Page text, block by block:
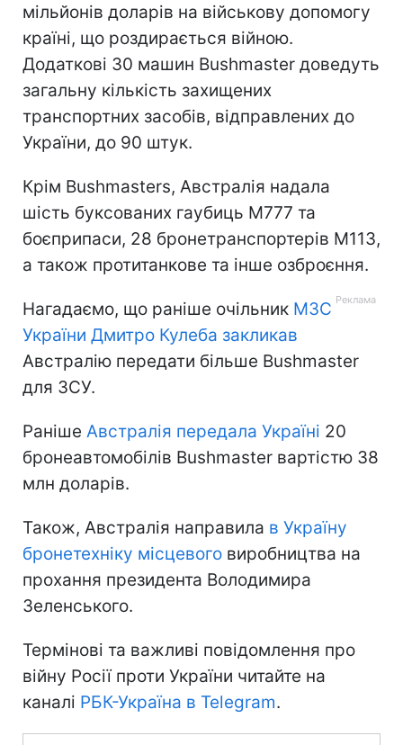
мільйонів доларів на військову допомогу
країні, що роздирається війною.
Додаткові 30 машин Bushmaster доведуть
загальну кількість захищених
транспортних засобів, відправлених до
України, до 90 штук.
Крім Bushmasters, Австралія надала
шість буксованих гаубиць M777 та
боєприпаси, 28 бронетранспортерів M113,
а також протитанкове та інше озброєння.
Нагадаємо, що раніше очільник МЗС
України Дмитро Кулеба закликав
Австралію передати більше Bushmaster
для ЗСУ.
Раніше Австралія передала Україні 20
бронеавтомобілів Bushmaster вартістю 38
млн доларів.
Також, Австралія направила в Україну
бронетехніку місцевого виробництва на
прохання президента Володимира
Зеленського.
Термінові та важливі повідомлення про
війну Росії проти України читайте на
каналі РБК-Україна в Telegram.